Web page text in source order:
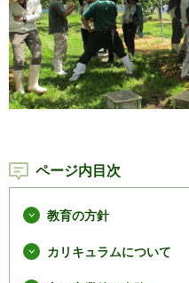
ページ内目次
教育の方針
カリキュラムについて